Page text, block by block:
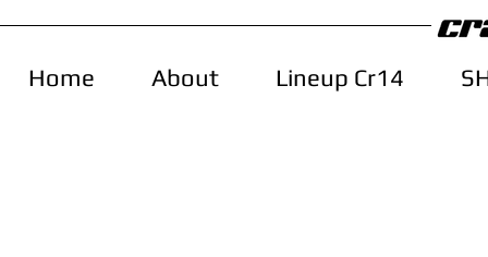
Home About Lineup Cr14